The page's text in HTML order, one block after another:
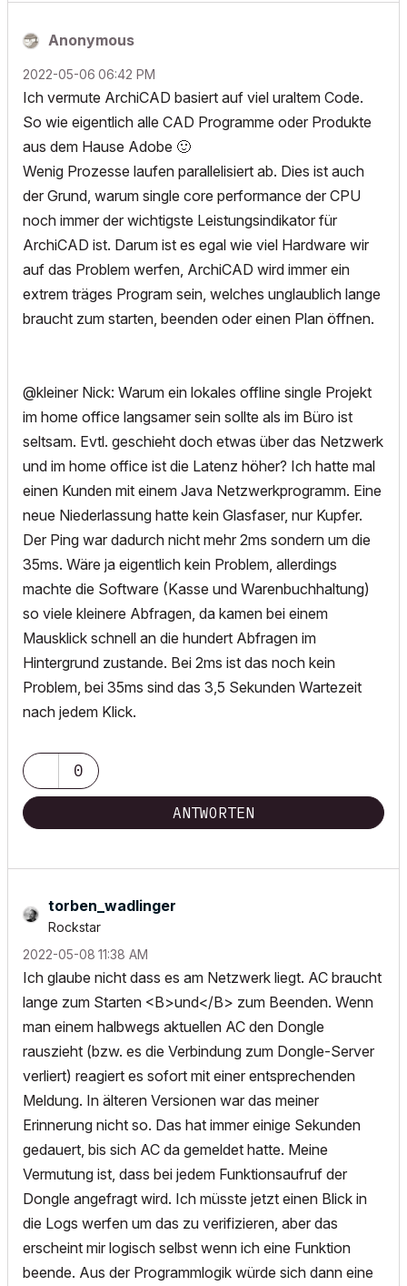
Anonymous
‎2022-05-06 06:42 PM
Ich vermute ArchiCAD basiert auf viel uraltem Code.
So wie eigentlich alle CAD Programme oder Produkte
aus dem Hause Adobe 🙂
Wenig Prozesse laufen parallelisiert ab. Dies ist auch
der Grund, warum single core performance der CPU
noch immer der wichtigste Leistungsindikator für
ArchiCAD ist. Darum ist es egal wie viel Hardware wir
auf das Problem werfen, ArchiCAD wird immer ein
extrem träges Program sein, welches unglaublich lange
braucht zum starten, beenden oder einen Plan öffnen.
@kleiner Nick: Warum ein lokales offline single Projekt
im home office langsamer sein sollte als im Büro ist
seltsam. Evtl. geschieht doch etwas über das Netzwerk
und im home office ist die Latenz höher? Ich hatte mal
einen Kunden mit einem Java Netzwerkprogramm. Eine
neue Niederlassung hatte kein Glasfaser, nur Kupfer.
Der Ping war dadurch nicht mehr 2ms sondern um die
35ms. Wäre ja eigentlich kein Problem, allerdings
machte die Software (Kasse und Warenbuchhaltung)
so viele kleinere Abfragen, da kamen bei einem
Mausklick schnell an die hundert Abfragen im
Hintergrund zustande. Bei 2ms ist das noch kein
Problem, bei 35ms sind das 3,5 Sekunden Wartezeit
nach jedem Klick.
0
ANTWORTEN
torben_wadlinger
Rockstar
‎2022-05-08 11:38 AM
Ich glaube nicht dass es am Netzwerk liegt. AC braucht
lange zum Starten <B>und</B> zum Beenden. Wenn
man einem halbwegs aktuellen AC den Dongle
rauszieht (bzw. es die Verbindung zum Dongle-Server
verliert) reagiert es sofort mit einer entsprechenden
Meldung. In älteren Versionen war das meiner
Erinnerung nicht so. Das hat immer einige Sekunden
gedauert, bis sich AC da gemeldet hatte. Meine
Vermutung ist, dass bei jedem Funktionsaufruf der
Dongle angefragt wird. Ich müsste jetzt einen Blick in
die Logs werfen um das zu verifizieren, aber das
erscheint mir logisch selbst wenn ich eine Funktion
beende. Aus der Programmlogik würde sich dann eine